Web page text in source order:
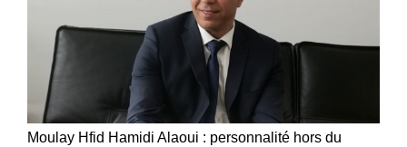
Moulay Hfid Hamidi Alaoui : personnalité hors du